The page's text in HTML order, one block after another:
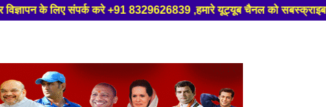
+91 8329626839 ,हमारे यूट्यूब चैनल को सबस्क्राइब करें, साथ मे हमारे फेसबुक